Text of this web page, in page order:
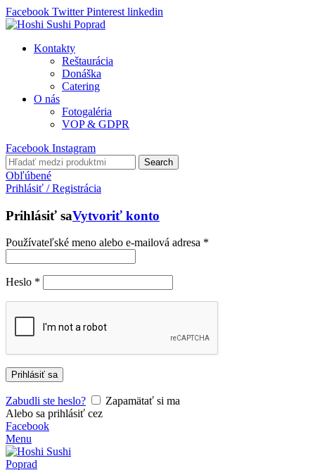
Facebook Twitter Pinterest linkedin
Kontakty
Reštaurácia
Donáška
Catering
O nás
Fotogaléria
VOP & GDPR
Facebook Instagram
Search
Obľúbené
Prihlásiť / Registrácia
Prihlásiť saVytvoriť konto
Používateľské meno alebo e-mailová adresa *
Heslo *
Prihlásiť sa
Zabudli ste heslo?
Zapamätať si ma
Alebo sa prihlásiť cez
Facebook
Menu